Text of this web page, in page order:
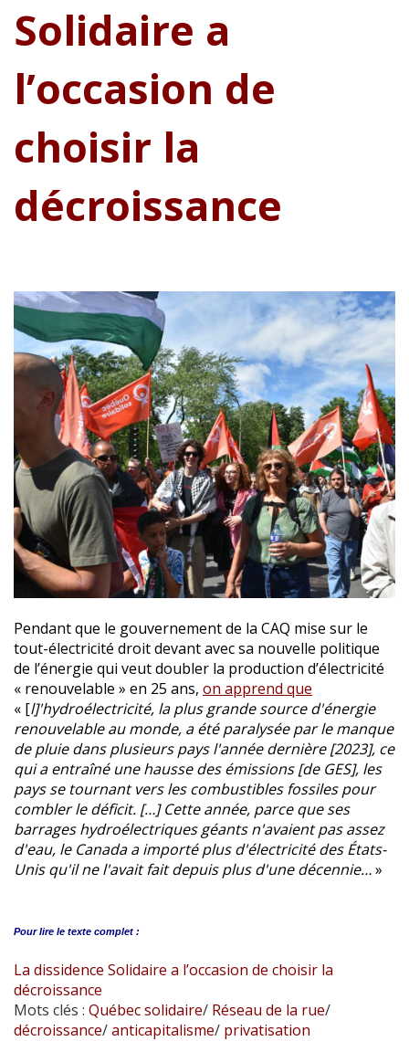
Solidaire a
l’occasion de
choisir la
décroissance
Pendant que le gouvernement de la CAQ mise sur le
tout-électricité droit devant avec sa nouvelle politique
de l’énergie qui veut doubler la production d’électricité
« renouvelable » en 25 ans, on apprend que
« [l]'hydroélectricité, la plus grande source d'énergie
renouvelable au monde, a été paralysée par le manque
de pluie dans plusieurs pays l'année dernière [2023], ce
qui a entraîné une hausse des émissions [de GES], les
pays se tournant vers les combustibles fossiles pour
combler le déficit. […] Cette année, parce que ses
barrages hydroélectriques géants n'avaient pas assez
d'eau, le Canada a importé plus d'électricité des États-
Unis qu'il ne l'avait fait depuis plus d'une décennie…»
Pour lire le texte complet :
La dissidence Solidaire a l’occasion de choisir la
décroissance
Mots clés : Québec solidaire/ Réseau de la rue/
décroissance/anticapitalisme/ privatisation